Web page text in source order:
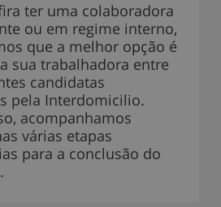
ter uma colaboradora
ou em regime interno,
que a melhor opção é
sua trabalhadora entre
candidatas
pela Interdomicilio.
acompanhamos
várias etapas
para a conclusão do